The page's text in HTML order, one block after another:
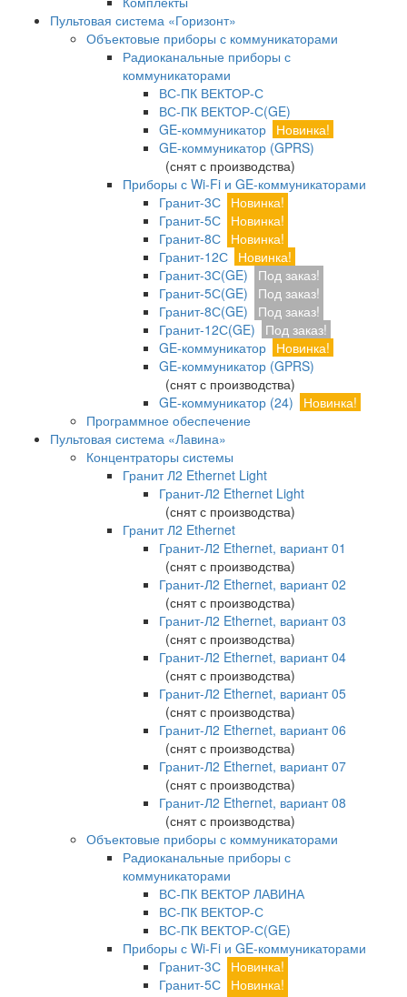
Пультовая система «Горизонт»
Объектовые приборы с коммуникаторами
Радиоканальные приборы с
коммуникаторами
ВС-ПК ВЕКТОР-С
ВС-ПК ВЕКТОР-С(GE)
GE-коммуникатор Новинка!
GE-коммуникатор (GPRS)
(снят с производства)
Приборы с Wi-Fi и GE-коммуникаторами
Гранит-3С Новинка!
Гранит-5С Новинка!
Гранит-8С Новинка!
Гранит-12С Новинка!
Гранит-3С(GE)
Под заказ!
Гранит-5С(GE)
Под заказ!
Гранит-8С(GE)
Под заказ!
Гранит-12С(GE)
Под заказ!
GE-коммуникатор Новинка!
GE-коммуникатор (GPRS)
(снят с производства)
GE-коммуникатор (24)
Новинка!
Программное обеспечение
Пультовая система «Лавина»
Концентраторы системы
Гранит Л2 Ethernet Light
Гранит-Л2 Ethernet Light
(снят с производства)
Гранит Л2 Ethernet
Гранит-Л2 Ethernet, вариант 01
(снят с производства)
Гранит-Л2 Ethernet, вариант 02
(снят с производства)
Гранит-Л2 Ethernet, вариант 03
(снят с производства)
Гранит-Л2 Ethernet, вариант 04
(снят с производства)
Гранит-Л2 Ethernet, вариант 05
(снят с производства)
Гранит-Л2 Ethernet, вариант 06
(снят с производства)
Гранит-Л2 Ethernet, вариант 07
(снят с производства)
Гранит-Л2 Ethernet, вариант 08
(снят с производства)
Объектовые приборы с коммуникаторами
Радиоканальные приборы с
коммуникаторами
ВС-ПК ВЕКТОР ЛАВИНА
ВС-ПК ВЕКТОР-С
ВС-ПК ВЕКТОР-С(GE)
Приборы с Wi-Fi и GE-коммуникаторами
Гранит-3С Новинка!
Гранит-5С Новинка!